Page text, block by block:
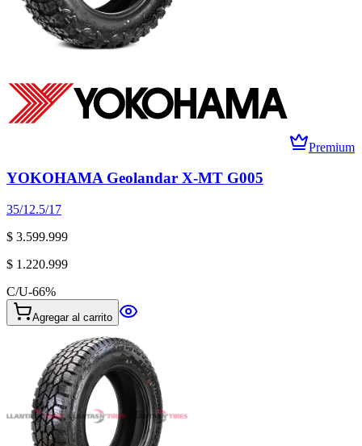
Premium
YOKOHAMA Geolandar X-MT G005
35/12.5/17
$ 3.599.999
$ 1.220.999
C/U-66%
Agregar al carrito